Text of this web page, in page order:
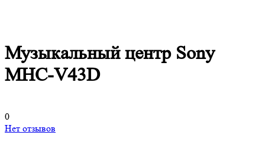
Музыкальный центр Sony
MHC-V43D
0
Нет отзывов